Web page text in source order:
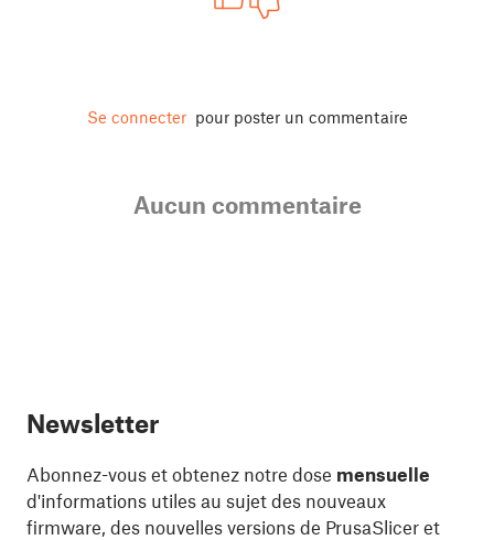
Se connecter pour poster un commentaire
Aucun commentaire
Newsletter
Abonnez-vous et obtenez notre dose mensuelle
d'informations utiles au sujet des nouveaux
firmware, des nouvelles versions de PrusaSlicer et